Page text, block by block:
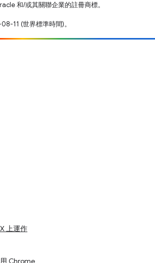
和/或其關聯企業的註冊商標。
11 (世界標準時間)。
上運作
Chrome